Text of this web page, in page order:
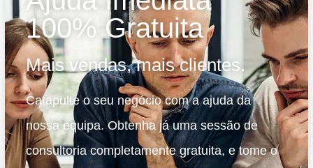
100% Gratuita
Mais vendas, mais clientes.
Catapulte o seu negócio com a ajuda da
nossa equipa. Obtenha já uma sessão de
consultoria completamente gratuita, e tome o